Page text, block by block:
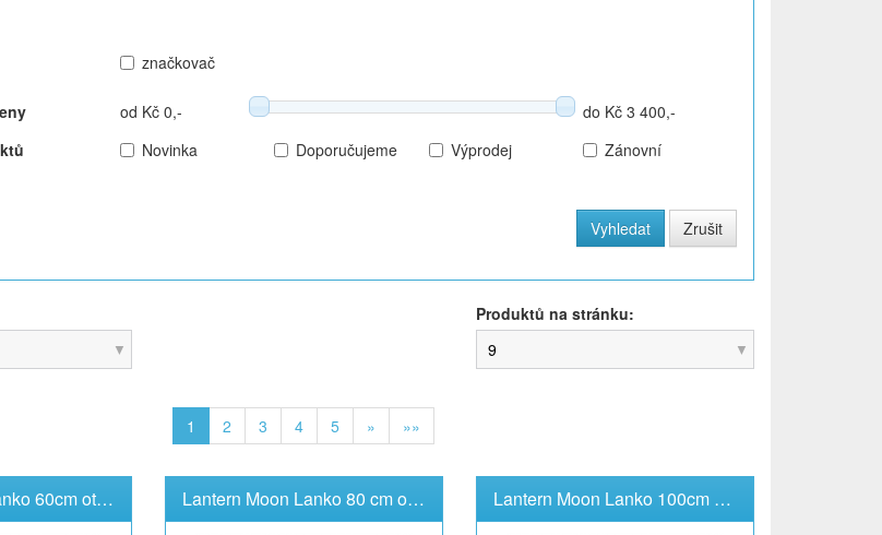
značkovač
od Kč 0,-
do Kč 3 400,-
Novinka Doporučujeme Výprodej Zánovní
Produktů na stránku:
9
1 2 3 4 5 » »»
Lantern Moon Lanko 60cm otočné 360° 2 kusy Knit Pro Lantern Moon Lanko 80 cm otočné 360° 2 kusy Knit Pro Lantern Moon Lanko 100cm otočné 360° 2 kusy Knit Pro